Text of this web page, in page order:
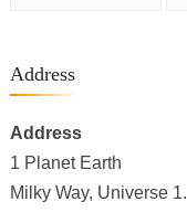
Address
Address
1 Planet Earth
Milky Way, Universe 1.